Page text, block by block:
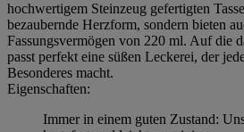
hochwertigem Steinzeug gefertigten
bezaubernde Herzform, sondern bieten
Fassungsvermögen von 220 ml. Auf die
passt perfekt eine süßen Leckerei, der
Besonderes macht.
Eigenschaften:
Immer in einem guten Zustand: